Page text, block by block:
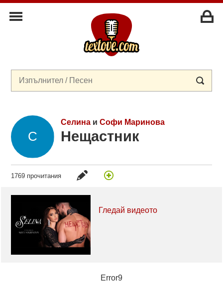
Селинаи Софи Маринова
Нещастник
1769 прочитания
Гледай видеото
Error9